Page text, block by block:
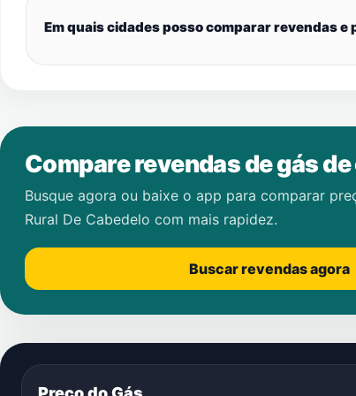
Em quais cidades posso comparar revendas e
Compare revendas de gás
Busque agora ou baixe o app para comparar
Rural De Cabedelo com mais rapidez.
Buscar revendas agora